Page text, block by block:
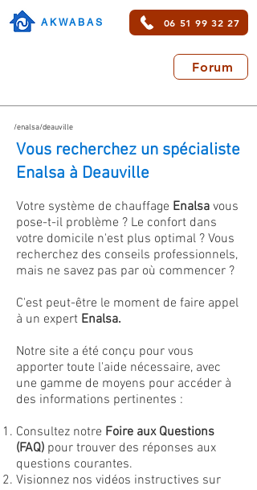
AKWABAS 06 51 99 32 27
Forum
/enalsa/deauville
Vous recherchez un spécialiste
Enalsa à Deauville
Votre système de chauffage Enalsa vous
pose-t-il problème ? Le confort dans
votre domicile n'est plus optimal ? Vous
recherchez des conseils professionnels,
mais ne savez pas par où commencer ?
C'est peut-être le moment de faire appel
à un expert Enalsa.
Notre site a été conçu pour vous
apporter toute l'aide nécessaire, avec
une gamme de moyens pour accéder à
des informations pertinentes :
Consultez notre Foire aux Questions
(FAQ) pour trouver des réponses aux
questions courantes.
Visionnez nos vidéos instructives sur